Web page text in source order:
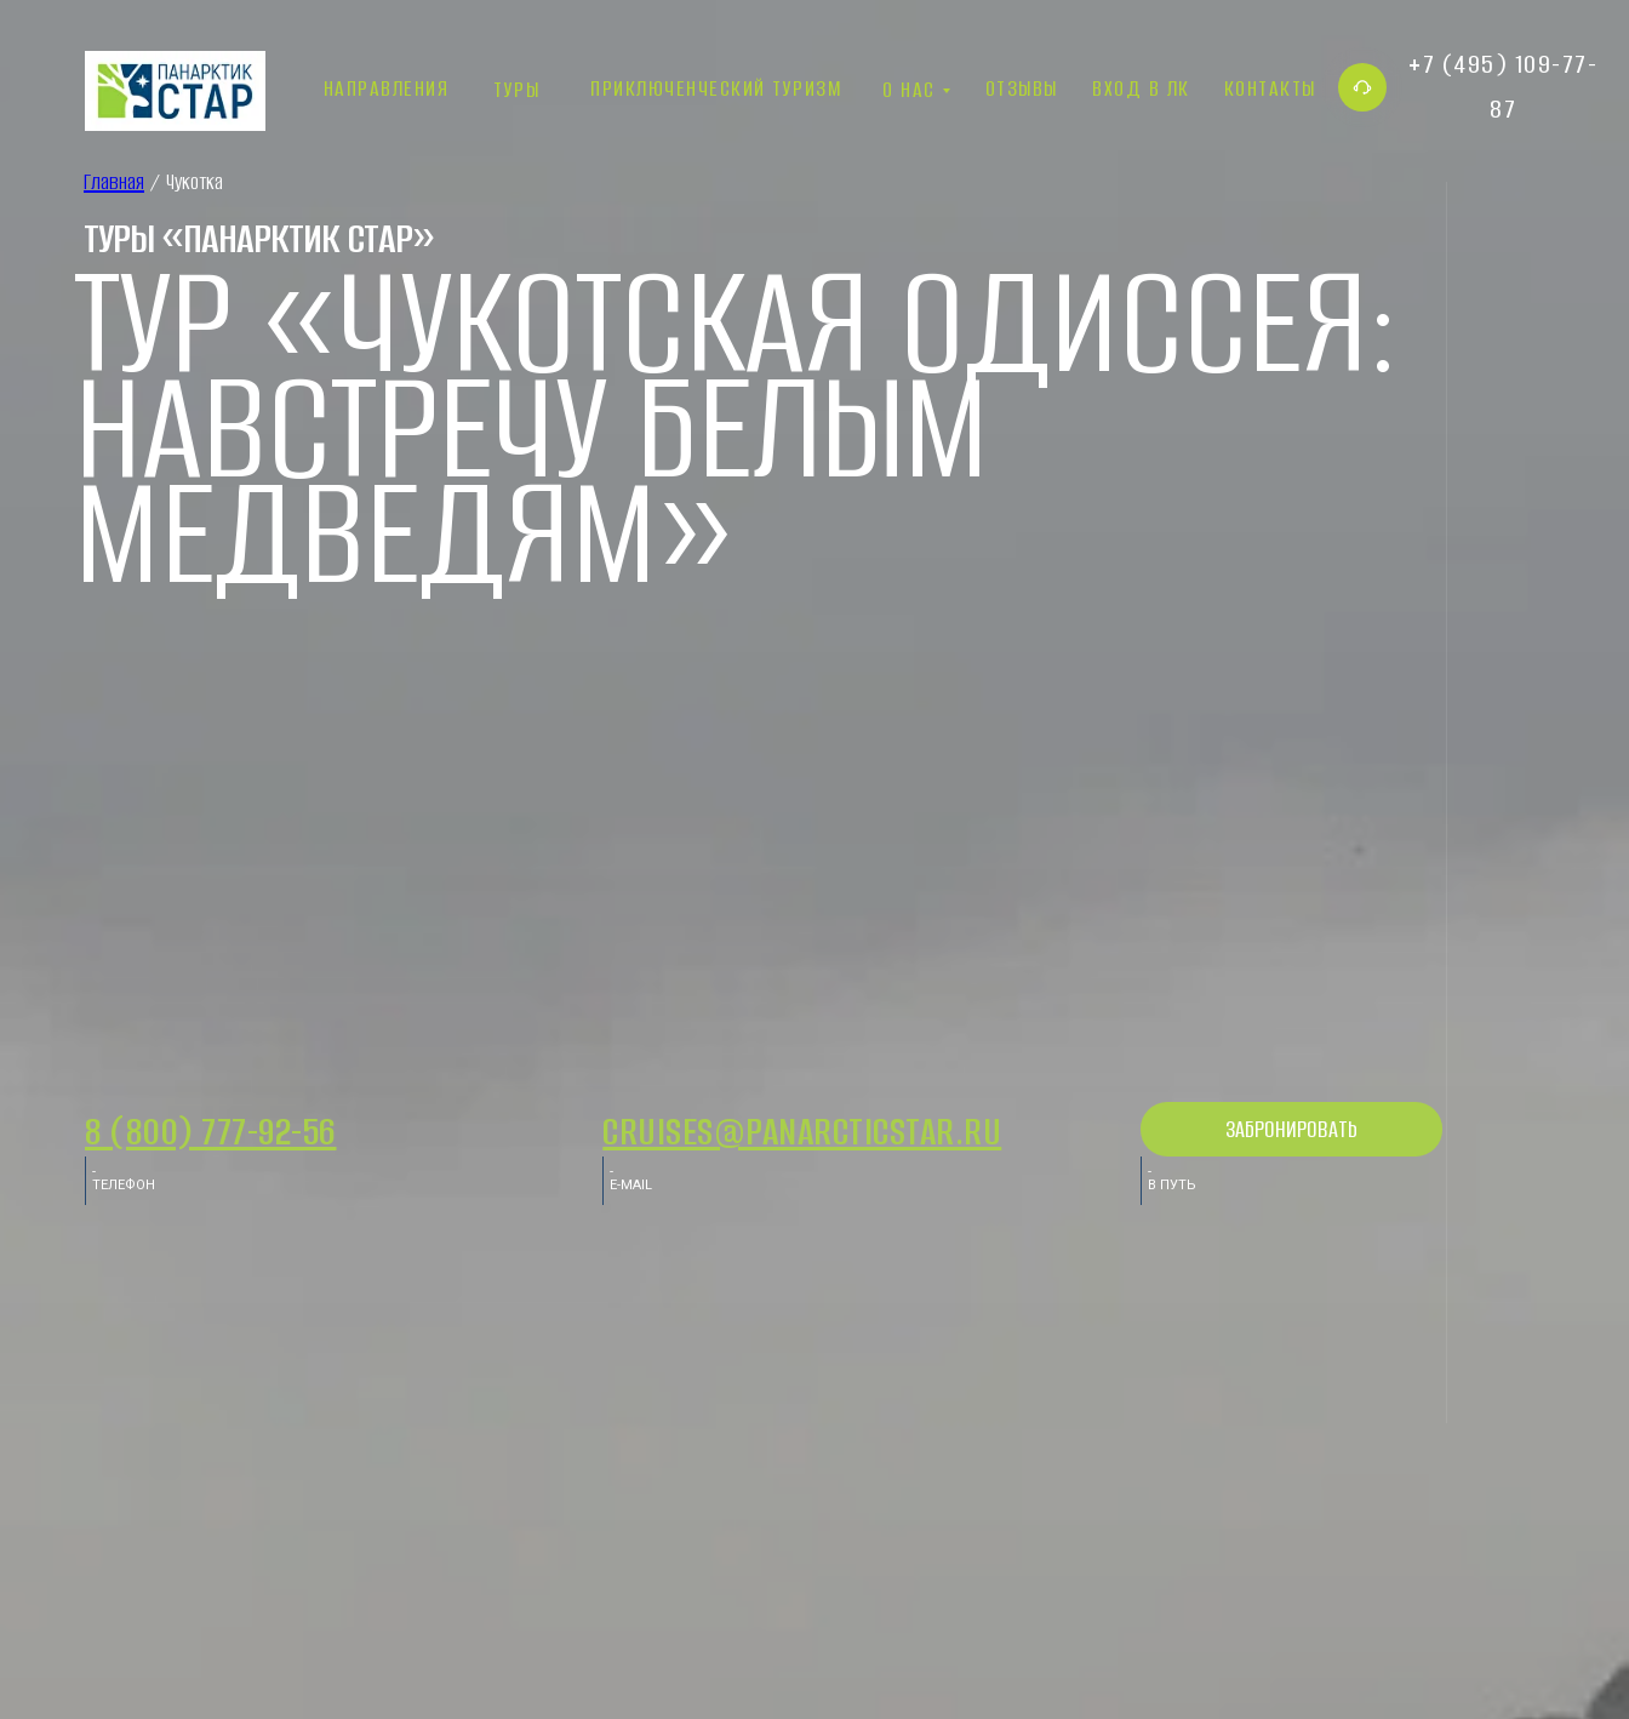
ПРИКЛЮЧЕНЧЕСКИЙ ТУРИЗМ О НАС
ТУРЫ КОНТАКТЫ
ОТЗЫВЫ
+7 (495) 109-77-
87
НАПРАВЛЕНИЯ ВХОД В ЛК
ТУРЫ «ПАНАРКТИК СТАР»
ТУР «ЧУКОТСКАЯ ОДИССЕЯ:
НАВСТРЕЧУ БЕЛЫМ
МЕДВЕДЯМ»
-
ТЕЛЕФОН
8 (800) 777-92-56
-
E-MAIL
CRUISES@PANARCTICSTAR.RU
-
В ПУТЬ
ЗАБРОНИРОВАТЬ
Главная / Чукотка